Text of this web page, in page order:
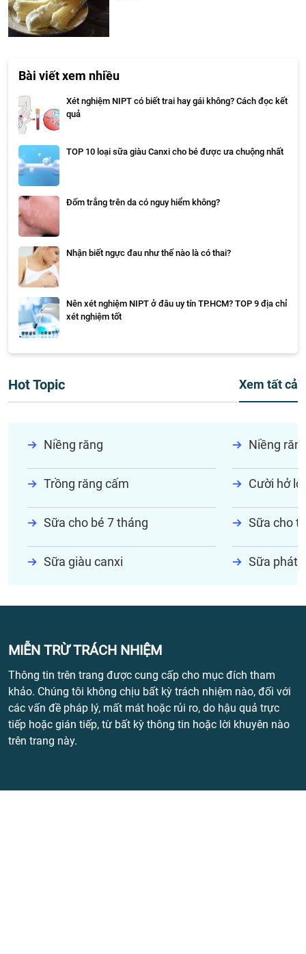
Bài viết xem nhiều
Xét nghiệm NIPT có biết trai hay gái không? Cách đọc kết
quả
TOP 10 loại sữa giàu Canxi cho bé được ưa chuộng nhất
Đốm trắng trên da có nguy hiểm không?
Nhận biết ngực đau như thế nào là có thai?
Nên xét nghiệm NIPT ở đâu uy tín TP.HCM? TOP 9 địa chỉ
xét nghiệm tốt
Hot Topic Xem tất cả
Niềng răng Niềng
Trồng răng cấm Cười hở lợi
Sữa cho bé 7 tháng Sữa cho
Sữa giàu canxi Sữa phát
MIỄN TRỪ TRÁCH NHIỆM
Thông tin trên trang được cung cấp cho mục đích tham
khảo. Chúng tôi không chịu bất kỳ trách nhiệm nào, đối với
các vấn đề pháp lý, mất mát hoặc rủi ro, do hậu quả trực
tiếp hoặc gián tiếp, từ bất kỳ thông tin hoặc lời khuyên nào
trên trang này.